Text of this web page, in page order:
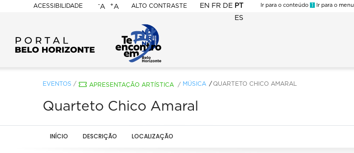
ACESSIBILIDADE
BELO
-A +A ALTO CONTRASTE EN FR DE PT
ES
Ir para o conteúdo 1 Ir para o menu
EVENTOS / APRESENTAÇÃO ARTÍSTICA / MÚSICA QUARTETO CHICO AMARAL
Quarteto Chico Amaral
INÍCIO DESCRIÇÃO LOCALIZAÇÃO